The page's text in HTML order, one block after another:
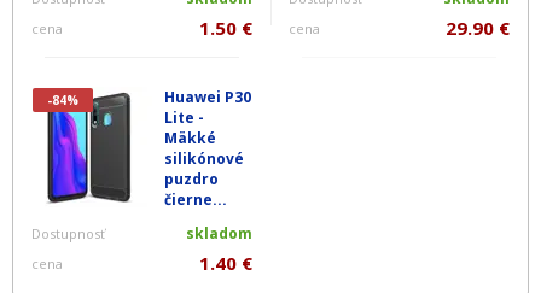
cena 1.50 € cena 29.90 €
-84%
Huawei P30
Lite -
Mäkké
silikónové
puzdro
čierne...
Dostupnosť skladom
cena 1.40 €